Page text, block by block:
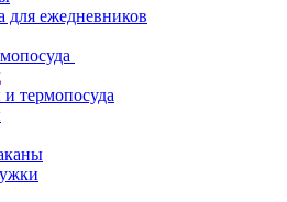
для ежедневников
термопосуда